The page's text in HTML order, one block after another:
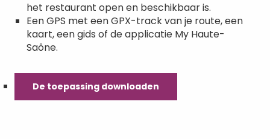
het restaurant open en beschikbaar is.
Een GPS met een GPX-track van je route, een
kaart, een gids of de applicatie My Haute-
Saône.
De toepassing downloaden